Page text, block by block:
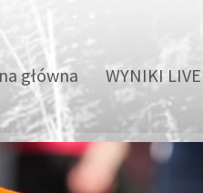
główna WYNIKI LIVE